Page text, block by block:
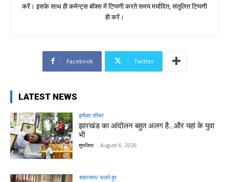
करें। इसके साथ ही कमेन्ट्स बॉक्स में टिप्पणी करते समय मर्यादित, संतुलित टिप्पणी
ही करें।
Facebook Twitter
LATEST NEWS
इम्पैक्ट फीचर
झारखंड का आंदोलन बहुत अलग है…और यहां के युवा
भी
शुभजिता - August 6, 2026
शहरनामा/ चलते हुए